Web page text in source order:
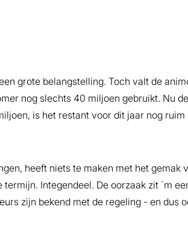
grote belangstelling. Toch valt de
nog slechts 40 miljoen gebruikt. Nu de
is het restant voor dit jaar nog ruim
heeft niets te maken met het gemak
Integendeel. De oorzaak zit ´m
zijn bekend met de regeling - en dus